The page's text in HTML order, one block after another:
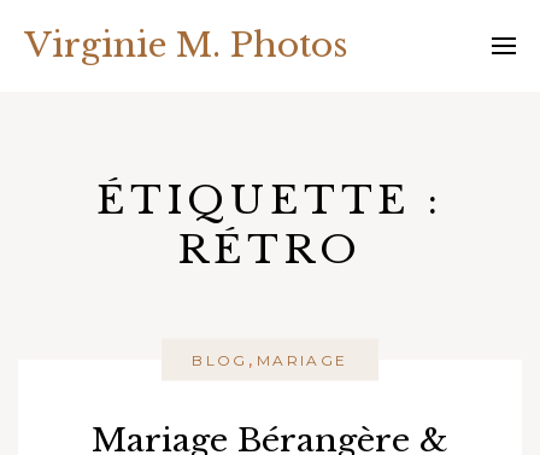
Virginie M. Photos
ÉTIQUETTE :
RÉTRO
BLOG , MARIAGE
Mariage Bérangère &